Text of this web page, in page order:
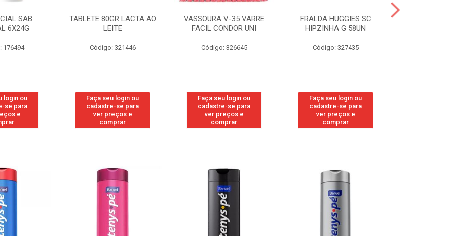
SAB
6X24G
176494
login ou
se para
e
TABLETE 80GR LACTA AO
LEITE
Código: 321446
Faça seu login ou
cadastre-se para
ver preços e
comprar
VASSOURA V-35 VARRE
FACIL CONDOR UNI
Código: 326645
Faça seu login ou
cadastre-se para
ver preços e
comprar
FRALDA HUGGIES SC
HIPZINHA G 58UN
Código: 327435
Faça seu login ou
cadastre-se para
ver preços e
comprar